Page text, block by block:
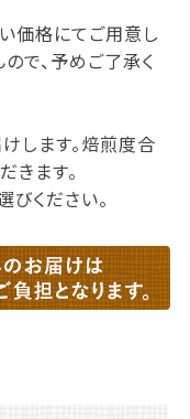
価格にてご用意し
で、予めご了承く
します。焙煎度合
きます。
ください。